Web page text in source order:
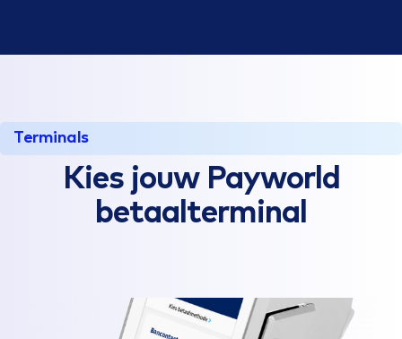
Terminals
Kies jouw Payworld
betaalterminal